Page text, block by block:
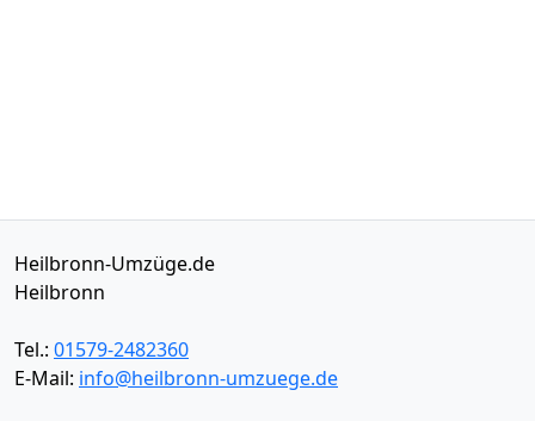
Heilbronn-Umzüge.de
Heilbronn
Tel.: 01579-2482360
E-Mail: info@heilbronn-umzuege.de